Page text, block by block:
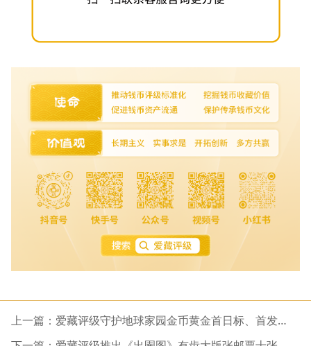
上一篇：爱藏评级守护地球家园金币黄金首日标、首发认
证评级正式开启